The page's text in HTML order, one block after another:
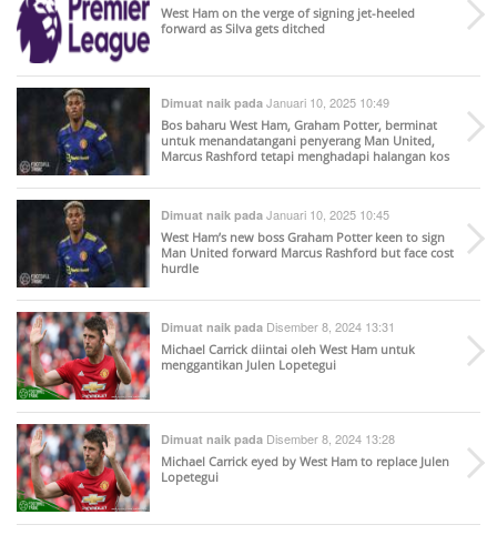
West Ham on the verge of signing jet-heeled
forward as Silva gets ditched
Dimuat naik pada Januari 10, 2025 10:49
Bos baharu West Ham, Graham Potter, berminat
untuk menandatangani penyerang Man United,
Marcus Rashford tetapi menghadapi halangan kos
Dimuat naik pada Januari 10, 2025 10:45
West Ham’s new boss Graham Potter keen to sign
Man United forward Marcus Rashford but face cost
hurdle
Dimuat naik pada Disember 8, 2024 13:31
Michael Carrick diintai oleh West Ham untuk
menggantikan Julen Lopetegui
Dimuat naik pada Disember 8, 2024 13:28
Michael Carrick eyed by West Ham to replace Julen
Lopetegui